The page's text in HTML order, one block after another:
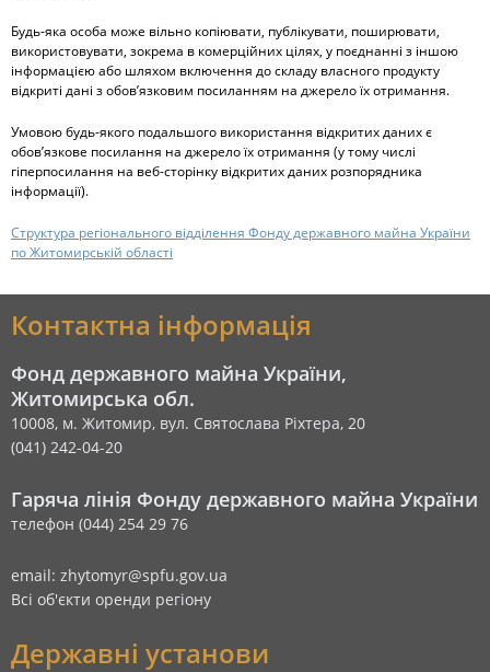
Будь-яка особа може вільно копіювати, публікувати, поширювати,
використовувати, зокрема в комерційних цілях, у поєднанні з іншою
інформацією або шляхом включення до складу власного продукту
відкриті дані з обов’язковим посиланням на джерело їх отримання.
Умовою будь-якого подальшого використання відкритих даних є
обов’язкове посилання на джерело їх отримання (у тому числі
гіперпосилання на веб-сторінку відкритих даних розпорядника
інформації).
Структура регіонального відділення Фонду державного майна України
по Житомирській області
Контактна інформація
Фонд державного майна України,
Житомирська обл.
10008, м. Житомир, вул. Святослава Ріхтера, 20
(041) 242-04-20
Гаряча лінія Фонду державного майна України
телефон (044) 254 29 76
email: zhytomyr@spfu.gov.ua
Всі об'єкти оренди регіону
Державні установи